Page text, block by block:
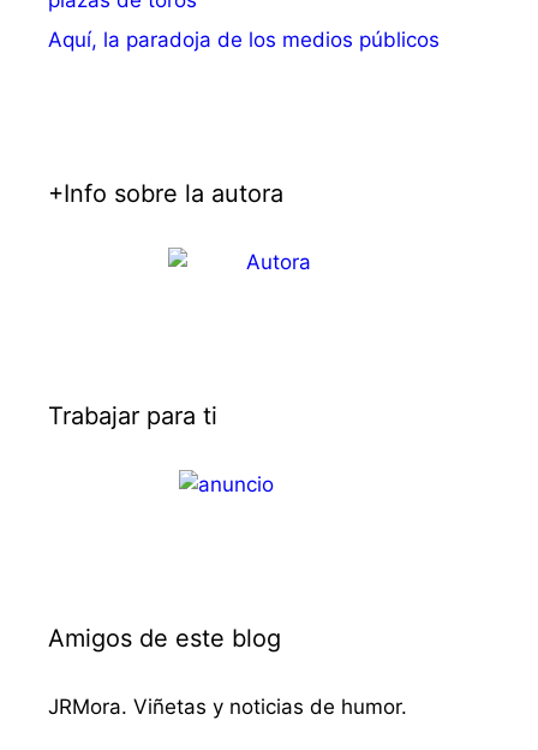
Aquí, la paradoja de los medios públicos
+Info sobre la autora
Trabajar para ti
Amigos de este blog
JRMora. Viñetas y noticias de humor.